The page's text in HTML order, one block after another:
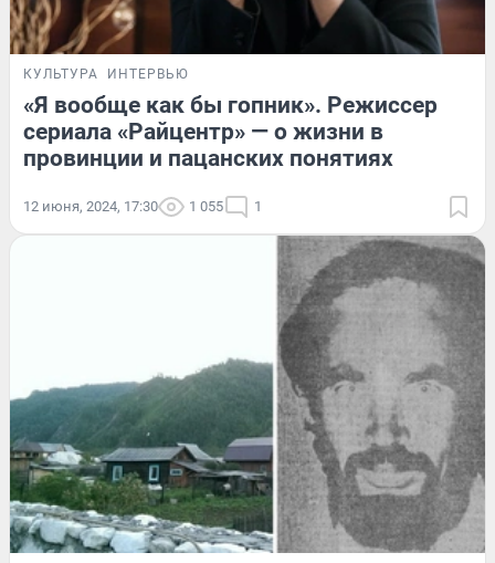
КУЛЬТУРА ИНТЕРВЬЮ
«Я вообще как бы гопник». Режиссер
сериала «Райцентр» — о жизни в
провинции и пацанских понятиях
12 июня, 2024, 17:30 1 055 1